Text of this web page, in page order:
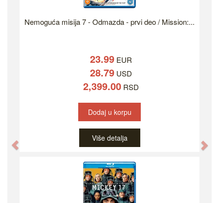
Nemoguća misija 7 - Odmazda - prvi deo / Mission:...
23.99EUR
28.79USD
2,399.00RSD
Dodaj u korpu
Više detalja